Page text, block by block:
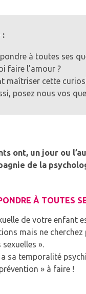
:
à toutes ses
faire l’amour ?
maîtriser cette
posez nous vos
ont, un jour ou
de la
À TOUTES
de votre enfant
mais ne
».
sa temporalité
» à faire !